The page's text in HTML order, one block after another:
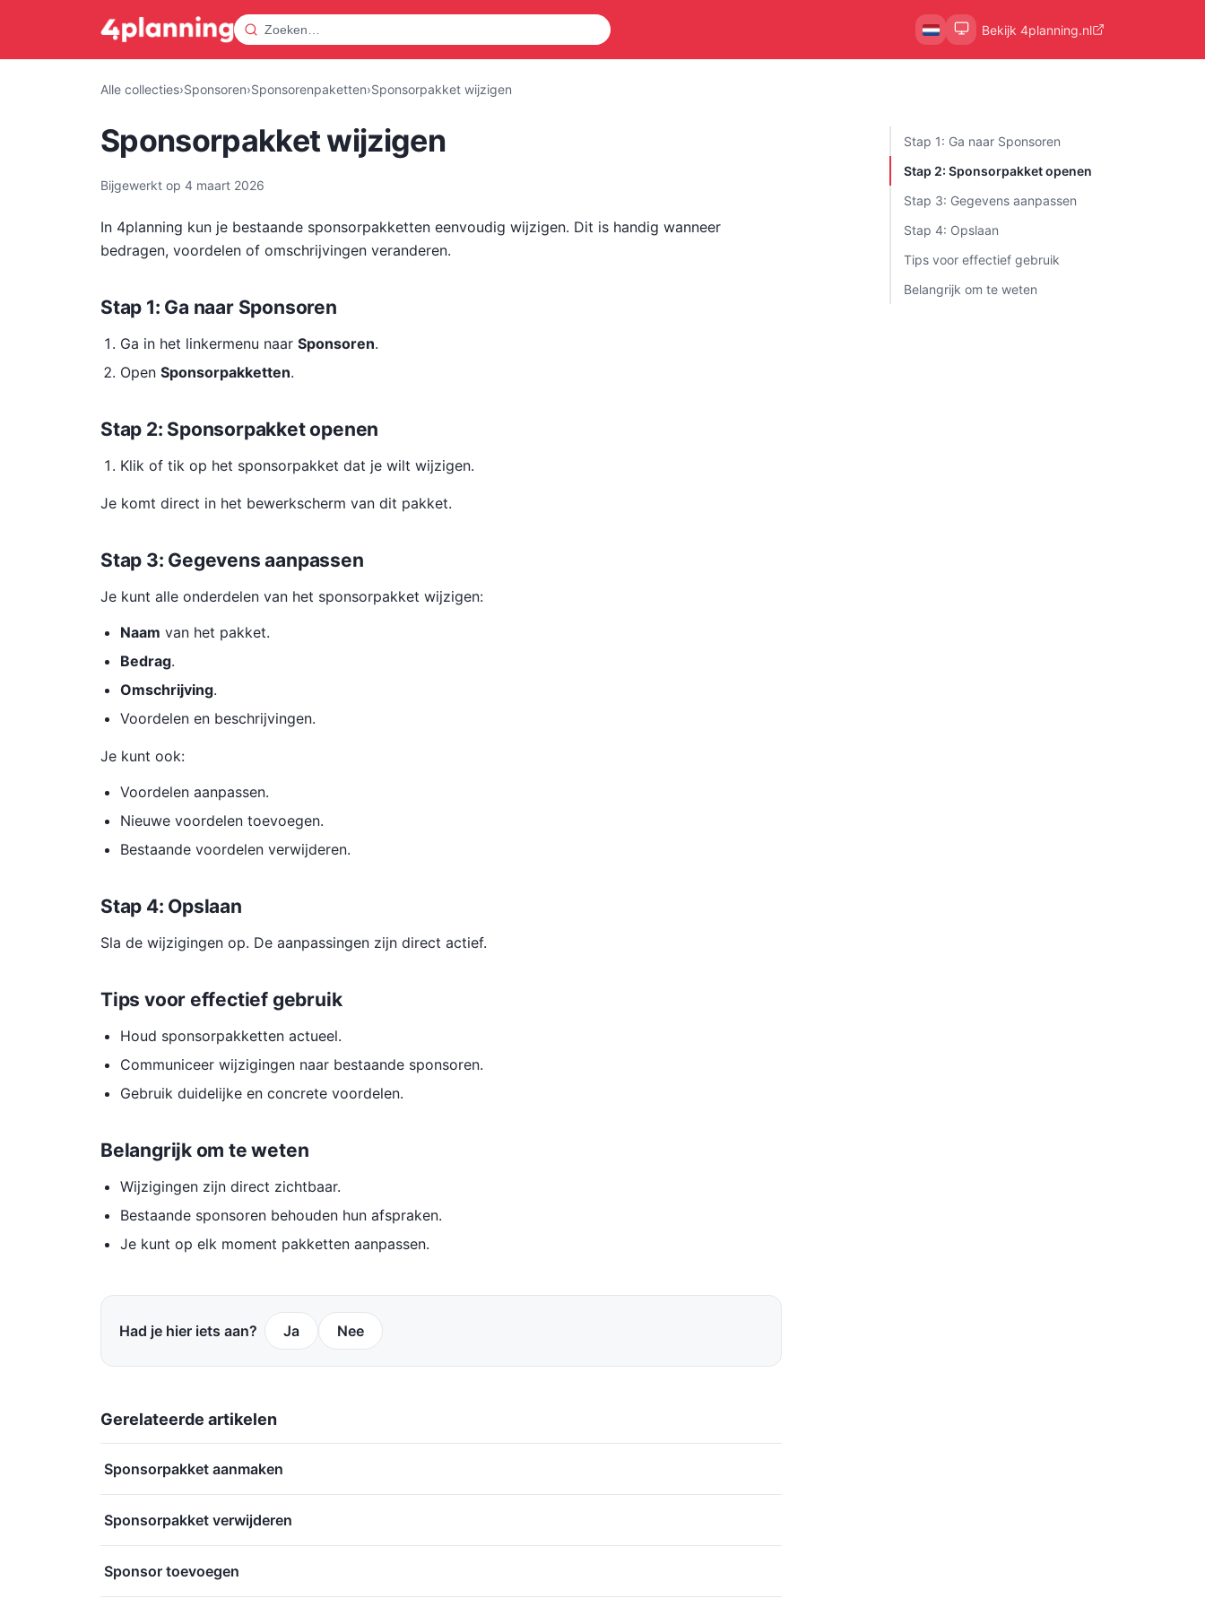
Bekijk 4planning.nl
Alle collecties›Sponsoren›Sponsorenpaketten›Sponsorpakket wijzigen
Sponsorpakket wijzigen
Bijgewerkt op 4 maart 2026
In 4planning kun je bestaande sponsorpakketten eenvoudig wijzigen. Dit is handig wanneer
bedragen, voordelen of omschrijvingen veranderen.
Stap 1: Ga naar Sponsoren
Ga in het linkermenu naar Sponsoren.
Open Sponsorpakketten.
Stap 2: Sponsorpakket openen
Klik of tik op het sponsorpakket dat je wilt wijzigen.
Je komt direct in het bewerkscherm van dit pakket.
Stap 3: Gegevens aanpassen
Je kunt alle onderdelen van het sponsorpakket wijzigen:
Naam van het pakket.
Bedrag.
Omschrijving.
Voordelen en beschrijvingen.
Je kunt ook:
Voordelen aanpassen.
Nieuwe voordelen toevoegen.
Bestaande voordelen verwijderen.
Stap 4: Opslaan
Sla de wijzigingen op. De aanpassingen zijn direct actief.
Tips voor effectief gebruik
Houd sponsorpakketten actueel.
Communiceer wijzigingen naar bestaande sponsoren.
Gebruik duidelijke en concrete voordelen.
Belangrijk om te weten
Wijzigingen zijn direct zichtbaar.
Bestaande sponsoren behouden hun afspraken.
Je kunt op elk moment pakketten aanpassen.
Had je hier iets aan? Ja Nee
Gerelateerde artikelen
Sponsorpakket aanmaken
Sponsorpakket verwijderen
Sponsor toevoegen
Stap 1: Ga naar Sponsoren
Stap 2: Sponsorpakket openen
Stap 3: Gegevens aanpassen
Stap 4: Opslaan
Tips voor effectief gebruik
Belangrijk om te weten